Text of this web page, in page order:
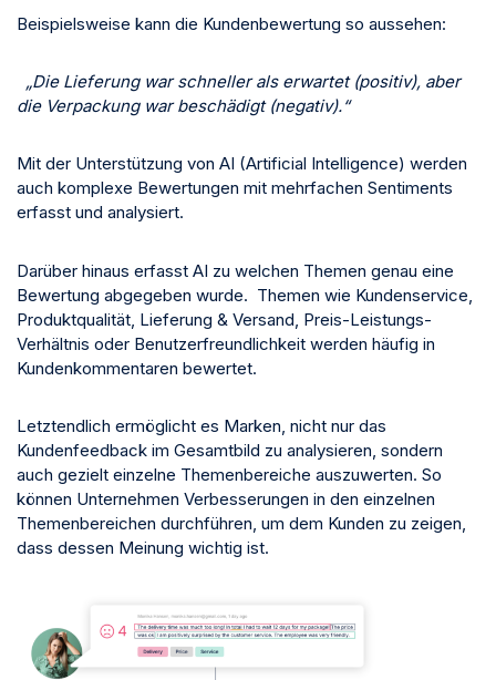
Beispielsweise kann die Kundenbewertung so aussehen:
„Die Lieferung war schneller als erwartet (positiv), aber
die Verpackung war beschädigt (negativ).“
Mit der Unterstützung von AI (Artificial Intelligence) werden
auch komplexe Bewertungen mit mehrfachen Sentiments
erfasst und analysiert.
Darüber hinaus erfasst AI zu welchen Themen genau eine
Bewertung abgegeben wurde. Themen wie Kundenservice,
Produktqualität, Lieferung & Versand, Preis-Leistungs-
Verhältnis oder Benutzerfreundlichkeit werden häufig in
Kundenkommentaren bewertet.
Letztendlich ermöglicht es Marken, nicht nur das
Kundenfeedback im Gesamtbild zu analysieren, sondern
auch gezielt einzelne Themenbereiche auszuwerten. So
können Unternehmen Verbesserungen in den einzelnen
Themenbereichen durchführen, um dem Kunden zu zeigen,
dass dessen Meinung wichtig ist.